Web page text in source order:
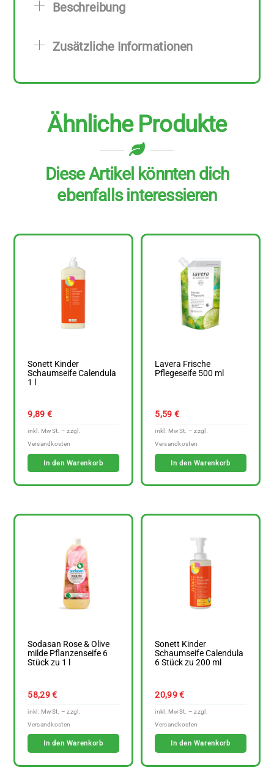
Beschreibung
Zusätzliche Informationen
Ähnliche Produkte
Diese Artikel könnten dich
ebenfalls interessieren
Sonett Kinder
Schaumseife Calendula
1 l
9,89 €
In den Warenkorb
Lavera Frische
Pflegeseife 500 ml
5,59 €
In den Warenkorb
Sodasan Rose & Olive
milde Pflanzenseife 6
Stück zu 1 l
58,29€
In den Warenkorb
Sonett Kinder
Schaumseife Calendula
6 Stück zu 200 ml
20,99€
In den Warenkorb